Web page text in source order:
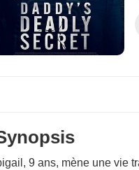
9 ans, mène une vie